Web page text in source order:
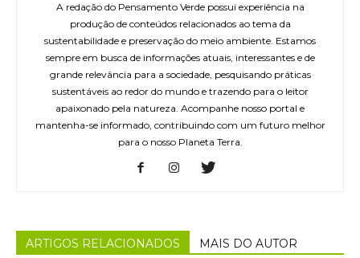
A redação do Pensamento Verde possui experiência na
produção de conteúdos relacionados ao tema da
sustentabilidade e preservação do meio ambiente. Estamos
sempre em busca de informações atuais, interessantes e de
grande relevância para a sociedade, pesquisando práticas
sustentáveis ao redor do mundo e trazendo para o leitor
apaixonado pela natureza. Acompanhe nosso portal e
mantenha-se informado, contribuindo com um futuro melhor
para o nosso Planeta Terra.
ARTIGOS RELACIONADOS MAIS DO AUTOR